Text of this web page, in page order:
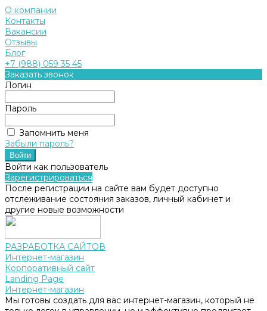
О компании
Контакты
Вакансии
Отзывы
Блог
+7 (988) 059 35 45
Заказать звонок
Логин
Пароль
Запомнить меня
Забыли пароль?
Войти как пользователь
Зарегистрироваться
После регистрации на сайте вам будет доступно
отслеживание состояния заказов, личный кабинет и
другие новые возможности
РАЗРАБОТКА САЙТОВ
Интернет-магазин
Корпоративный сайт
Landing Page
Интернет-магазин
Мы готовы создать для вас интернет-магазин, который не